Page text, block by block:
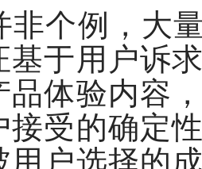
非个例，大
基于用户诉
品体验内容
接受的确定
用户选择的